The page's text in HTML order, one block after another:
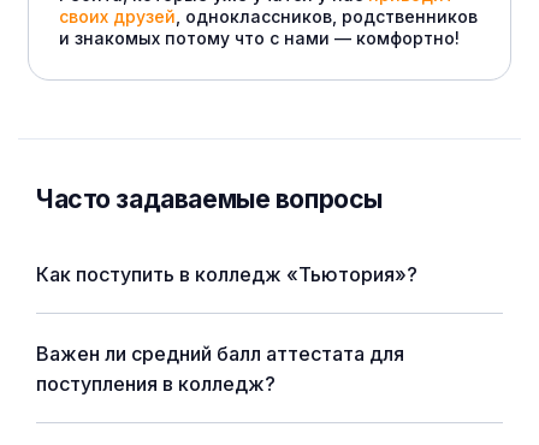
своих друзей , одноклассников, родственников
и знакомых потому что с нами — комфортно!
Часто задаваемые вопросы
Как поступить в колледж «Тьютория»?
Важен ли средний балл аттестата для
поступления в колледж?